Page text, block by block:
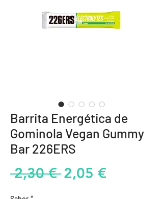
Barrita Energética de
Gominola Vegan Gummy
Bar 226ERS
2,30 € Precio
2,05 €Precio